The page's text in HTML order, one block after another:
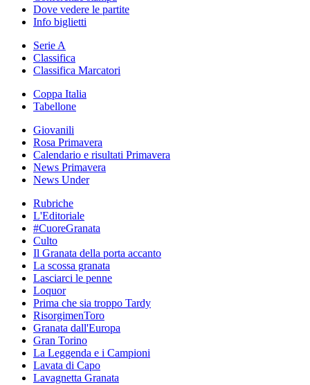
Dove vedere le partite
Info biglietti
Serie A
Classifica
Classifica Marcatori
Coppa Italia
Tabellone
Giovanili
Rosa Primavera
Calendario e risultati Primavera
News Primavera
News Under
Rubriche
L'Editoriale
#CuoreGranata
Culto
Il Granata della porta accanto
La scossa granata
Lasciarci le penne
Loquor
Prima che sia troppo Tardy
RisorgimenToro
Granata dall'Europa
Gran Torino
La Leggenda e i Campioni
Lavata di Capo
Lavagnetta Granata